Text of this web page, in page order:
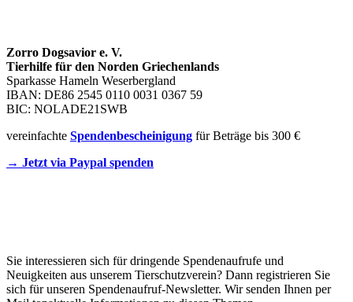
Zorro Dogsavior e. V.
Tierhilfe für den Norden Griechenlands
Sparkasse Hameln Weserbergland
IBAN: DE86 2545 0110 0031 0367 59
BIC: NOLADE21SWB
vereinfachte Spendenbescheinigung für Beträge bis 300 €
→ Jetzt via Paypal spenden
Sie interessieren sich für dringende Spendenaufrufe und
Neuigkeiten aus unserem Tierschutzverein? Dann registrieren Sie
sich für unseren Spendenaufruf-Newsletter. Wir senden Ihnen per